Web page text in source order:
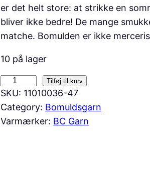
er det helt store: at strikke en
bliver ikke bedre! De mange
matche. Bomulden er ikke
10 på lager
C
G
a
Tilføj til kurv
SKU: 11010036-47
Category: Bomuldsgarn
Varmærker: BC Garn